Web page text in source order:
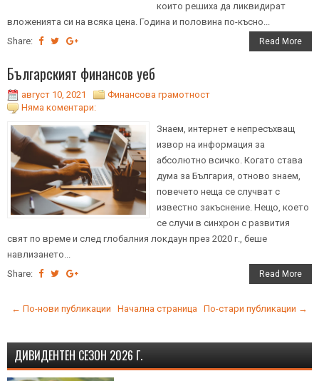
които решиха да ликвидират
вложенията си на всяка цена. Година и половина по-късно...
Share:
Read More
Българският финансов уеб
август 10, 2021
Финансова грамотност
Няма коментари:
Знаем, интернет е непресъхващ
извор на информация за
абсолютно всичко. Когато става
дума за България, отново знаем,
повечето неща се случват с
известно закъснение. Нещо, което
се случи в синхрон с развития
свят по време и след глобалния локдаун през 2020 г., беше
навлизането...
Share:
Read More
← По-нови публикации По-стари публикации →
Начална страница
ДИВИДЕНТЕН СЕЗОН 2026 Г.